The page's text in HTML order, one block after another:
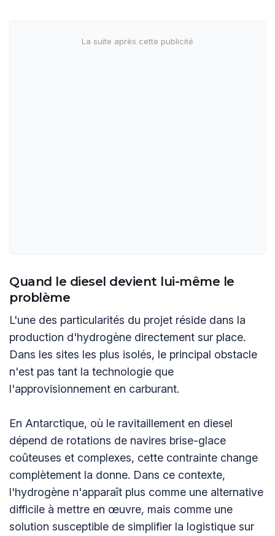
Quand le diesel devient lui-même le
problème
L'une des particularités du projet réside dans la
production d'hydrogène directement sur place.
Dans les sites les plus isolés, le principal obstacle
n'est pas tant la technologie que
l'approvisionnement en carburant.
En Antarctique, où le ravitaillement en diesel
dépend de rotations de navires brise-glace
coûteuses et complexes, cette contrainte change
complètement la donne. Dans ce contexte,
l'hydrogène n'apparaît plus comme une alternative
difficile à mettre en œuvre, mais comme une
solution susceptible de simplifier la logistique sur